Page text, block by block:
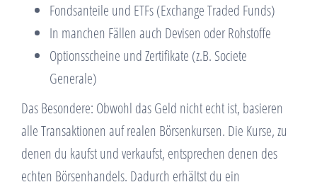
Fondsanteile und ETFs (Exchange Traded Funds)
In manchen Fällen auch Devisen oder Rohstoffe
Optionsscheine und Zertifikate (z.B. Societe
Generale)
Das Besondere: Obwohl das Geld nicht echt ist, basieren
alle Transaktionen auf realen Börsenkursen. Die Kurse, zu
denen du kaufst und verkaufst, entsprechen denen des
echten Börsenhandels. Dadurch erhältst du ein